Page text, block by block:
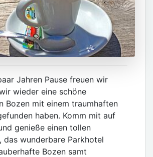
Jahren Pause freuen wir
wieder eine schöne
Bozen mit einem traumhaften
haben. Komm mit auf
genieße einen tollen
das wunderbare Parkhotel
Bozen samt